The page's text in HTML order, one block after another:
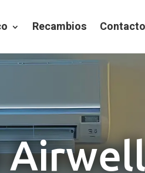
Recambios Contacto